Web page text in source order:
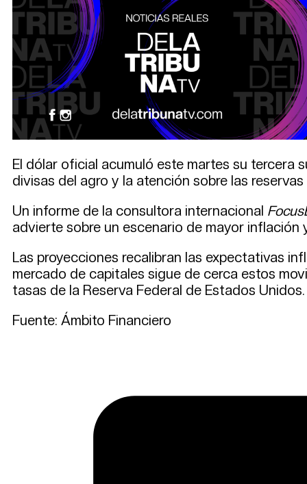
El dólar oficial acumuló este martes su tercera
divisas del agro y la atención sobre las
Un informe de la consultora internacional
advierte sobre un escenario de mayor
Las proyecciones recalibran las expectativas
mercado de capitales sigue de cerca estos
tasas de la Reserva Federal de Estados Unidos.
Fuente: Ámbito Financiero